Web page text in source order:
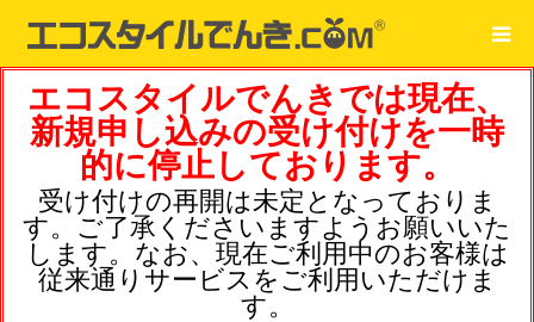
エコスタイルでんきでは現在、
新規申し込みの受け付けを一時
的に停止しております。
受け付けの再開は未定となっておりま
す。ご了承くださいますようお願いいた
します。なお、現在ご利用中のお客様は
従来通りサービスをご利用いただけま
す。